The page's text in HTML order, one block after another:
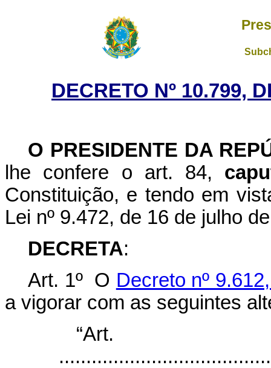
DECRETO Nº 10.799,
O PRESIDENTE DA
lhe confere o art. 84,
Constituição, e tendo em
Lei nº 9.472, de 16 de julho
DECRETA:
Art. 1º O Decreto nº
a vigorar com as seguintes